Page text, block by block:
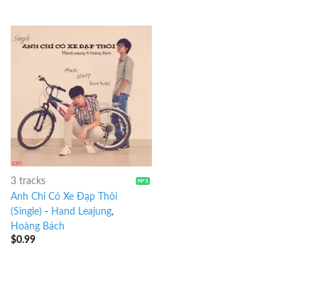
3 tracks
Anh Chỉ Có Xe Đạp Thôi
(Single) - Hand Leajung,
Hoàng Bách
$0.99